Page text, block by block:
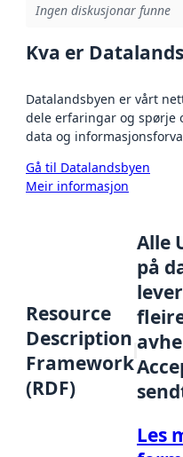
Ingen diskusjonar funne
Kva er
Datalandsbyen er vårt
dele erfaringar og spørje
data og
Gå til Datalandsbyen
Meir informasjon
Resource
Description
Framework
(RDF)
Alle
på
Les